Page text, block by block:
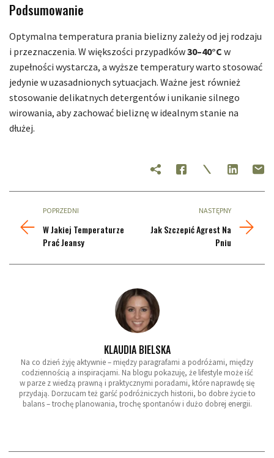
Podsumowanie
Optymalna temperatura prania bielizny zależy od jej rodzaju
i przeznaczenia. W większości przypadków30–40°C w
zupełności wystarcza, a wyższe temperatury warto stosować
jedynie w uzasadnionych sytuacjach. Ważne jest również
stosowanie delikatnych detergentów i unikanie silnego
wirowania, aby zachować bieliznę w idealnym stanie na
dłużej.
POPRZEDNI
W Jakiej Temperaturze
Prać Jeansy
NASTĘPNY
Jak Szczepić Agrest Na
Pniu
KLAUDIA BIELSKA
Na co dzień żyję aktywnie – między paragrafami a podróżami, między
codziennością a inspiracjami. Na blogu pokazuję, że lifestyle może iść
w parze z wiedzą prawną i praktycznymi poradami, które naprawdę się
przydają. Dorzucam też garść podróżniczych historii, bo dobre życie to
balans – trochę planowania, trochę spontanów i dużo dobrej energii.